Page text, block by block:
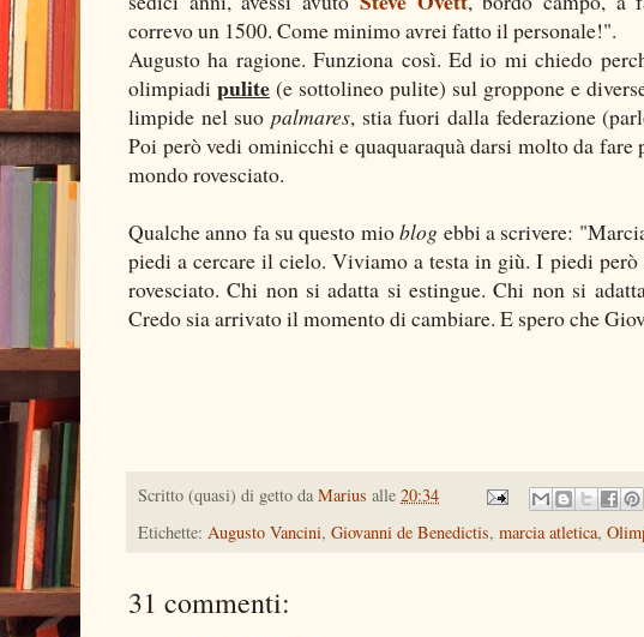
correvo un 1500. Come minimo avrei fatto il personale!".
Augusto ha ragione. Funziona così. Ed io mi chiedo
olimpiadi pulite(e sottolineo pulite) sul groppone e
limpide nel suopalmares, stia fuori dalla federazione
Poi però vedi ominicchi e quaquaraquà darsi molto da fare
mondo rovesciato.
Qualche anno fa su questo mioblog ebbi a scrivere:
piedi a cercare il cielo. Viviamo a testa in giù. I piedi però
rovesciato. Chi non si adatta si estingue. Chi non si
Credo sia arrivato il momento di cambiare. E spero che
Scritto (quasi) di getto da Marius alle 20:34
Etichette: Augusto Vancini, Giovanni de Benedictis, marcia atletica,
31 commenti: